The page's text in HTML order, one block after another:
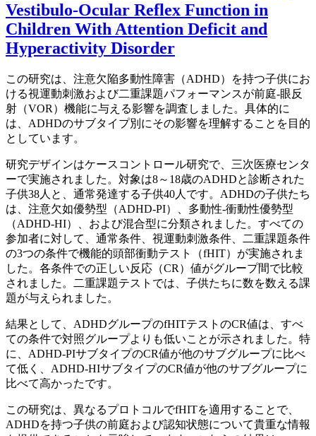
Vestibulo-Ocular Reflex Function in
Children With Attention Deficit and
Hyperactivity Disorder
この研究は、注意欠陥多動性障害（ADHD）を持つ子供にお
ける視運動刺激および二重課題パフォーマンスが前庭-眼反
射（VOR）機能に与える影響を調査しました。具体的に
は、ADHDのサブタイプ別にその影響を理解することを目的
としています。
研究デザインはケースコントロール研究で、三次医療センタ
ーで実施されました。対象は8～18歳のADHDと診断された
子供38人と、通常発達する子供40人です。ADHDの子供たち
は、注意欠如優勢型（ADHD-PI）、多動性-衝動性優勢型
（ADHD-HI）、および混合型に分類されました。すべての
参加者に対して、通常条件、視運動刺激条件、二重課題条件
の3つの条件で機能的頭部衝動テスト（fHIT）が実施されま
した。各条件での正しい反応（CR）値がグループ間で比較
されました。二重課題テストでは、子供たちに数を数える課
題が与えられました。
結果として、ADHDグループのfHITテストのCR値は、すべ
ての条件で対照グループよりも低いことが示されました。特
に、ADHD-PIサブタイプのCR値が他のサブグループに比べ
て低く、ADHD-HIサブタイプのCR値が他のサブグループに
比べて高かったです。
この研究は、異なるプロトコルでfHITを適用することで、
ADHDを持つ子供の前庭および認知状態について貴重な情報